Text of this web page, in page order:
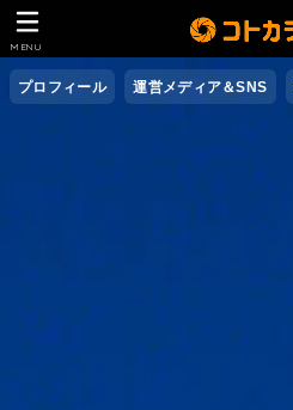
プロフィール 運営メディア＆SNS
MENU